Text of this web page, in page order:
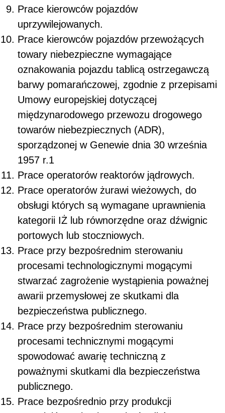
Prace kierowców pojazdów
uprzywilejowanych.
Prace kierowców pojazdów przewożących
towary niebezpieczne wymagające
oznakowania pojazdu tablicą ostrzegawczą
barwy pomarańczowej, zgodnie z przepisami
Umowy europejskiej dotyczącej
międzynarodowego przewozu drogowego
towarów niebezpiecznych (ADR),
sporządzonej w Genewie dnia 30 września
1957 r.1
Prace operatorów reaktorów jądrowych.
Prace operatorów żurawi wieżowych, do
obsługi których są wymagane uprawnienia
kategorii IŻ lub równorzędne oraz dźwignic
portowych lub stoczniowych.
Prace przy bezpośrednim sterowaniu
procesami technologicznymi mogącymi
stwarzać zagrożenie wystąpienia poważnej
awarii przemysłowej ze skutkami dla
bezpieczeństwa publicznego.
Prace przy bezpośrednim sterowaniu
procesami technicznymi mogącymi
spowodować awarię techniczną z
poważnymi skutkami dla bezpieczeństwa
publicznego.
Prace bezpośrednio przy produkcji